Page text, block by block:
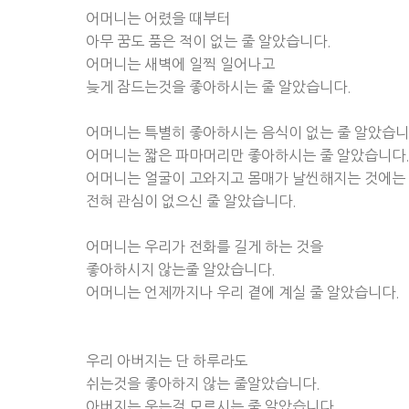
어머니는 어렸을 때부터
아무 꿈도 품은 적이 없는 줄 알았습니다.
어머니는 새벽에 일찍 일어나고
늦게 잠드는것을 좋아하시는 줄 알았습니다.
어머니는 특별히 좋아하시는 음식이 없는 줄 알았습
어머니는 짧은 파마머리만 좋아하시는 줄 알았습니다.
어머니는 얼굴이 고와지고 몸매가 날씬해지는 것에는
전혀 관심이 없으신 줄 알았습니다.
어머니는 우리가 전화를 길게 하는 것을
좋아하시지 않는줄 알았습니다.
어머니는 언제까지나 우리 곁에 계실 줄 알았습니다.
우리 아버지는 단 하루라도
쉬는것을 좋아하지 않는 줄알았습니다.